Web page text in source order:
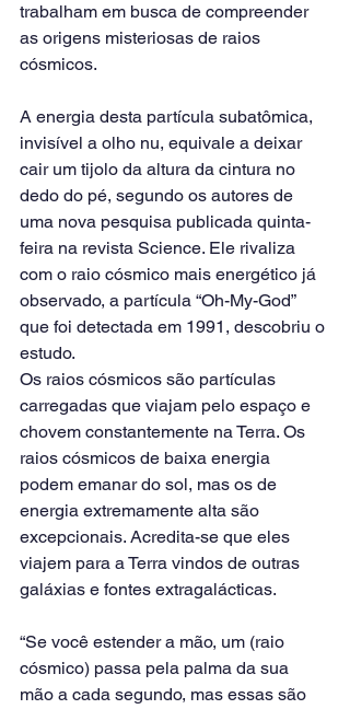
trabalham em busca de compreender
as origens misteriosas de raios
cósmicos.
A energia desta partícula subatômica,
invisível a olho nu, equivale a deixar
cair um tijolo da altura da cintura no
dedo do pé, segundo os autores de
uma nova pesquisa publicada quinta-
feira na revista Science. Ele rivaliza
com o raio cósmico mais energético já
observado, a partícula “Oh-My-God”
que foi detectada em 1991, descobriu o
estudo.
Os raios cósmicos são partículas
carregadas que viajam pelo espaço e
chovem constantemente na Terra. Os
raios cósmicos de baixa energia
podem emanar do sol, mas os de
energia extremamente alta são
excepcionais. Acredita-se que eles
viajem para a Terra vindos de outras
galáxias e fontes extragalácticas.
“Se você estender a mão, um (raio
cósmico) passa pela palma da sua
mão a cada segundo, mas essas são